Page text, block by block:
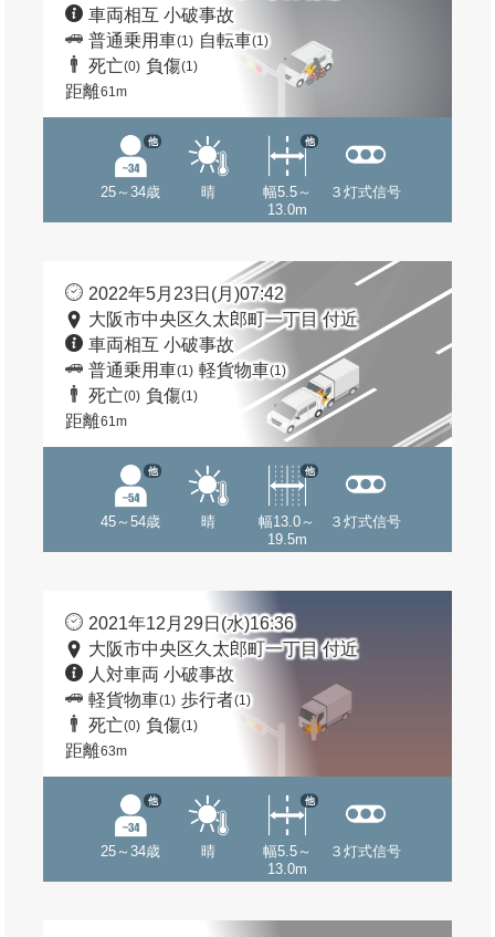
車両相互 小破事故
普通乗用車(1) 自転車(1)
死亡(0) 負傷(1)
距離61m
25～34歳
他
晴
幅5.5～
13.0m
他
３灯式信号
2022年5月23日(月)07:42
大阪市中央区久太郎町一丁目 付近
車両相互 小破事故
普通乗用車(1) 軽貨物車(1)
死亡(0) 負傷(1)
距離61m
45～54歳
他
晴
幅13.0～
19.5m
他
３灯式信号
2021年12月29日(水)16:36
大阪市中央区久太郎町一丁目 付近
人対車両 小破事故
軽貨物車(1) 歩行者(1)
死亡(0) 負傷(1)
距離63m
25～34歳
他
晴
幅5.5～
13.0m
他
３灯式信号